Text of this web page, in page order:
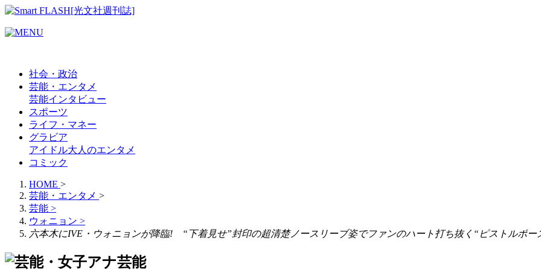
社会・政治
芸能・エンタメ
芸能インタビュー
スポーツ
ライフ・マネー
グラビア
アイドル大人のエンタメ
コミック
HOME >
芸能・エンタメ >
芸能 >
ウォニョン >
六本木にIVE・ウォニョンが降臨! “下着見せ”封印の超清楚ノースリーブ姿でファンのハート打ち抜く“ピストルポー
芸能